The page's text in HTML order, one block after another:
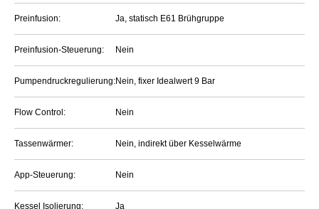
Preinfusion: Ja, statisch E61 Brühgruppe
Preinfusion-Steuerung: Nein
Pumpendruckregulierung:Nein, fixer Idealwert 9 Bar
Flow Control: Nein
Tassenwärmer: Nein, indirekt über Kesselwärme
App-Steuerung: Nein
Kessel Isolierung: Ja